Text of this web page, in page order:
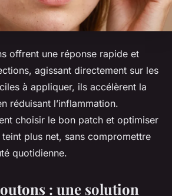
offrent une réponse rapide et
agissant directement sur les
à appliquer, ils accélèrent la
réduisant l’inflammation.
choisir le bon patch et optimiser
plus net, sans compromettre
quotidienne.
: une solution